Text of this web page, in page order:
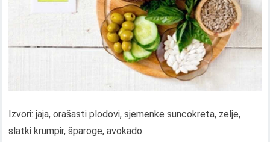
Izvori: jaja, orašasti plodovi, sjemenke suncokreta, zelje,
slatki krumpir, šparoge, avokado.